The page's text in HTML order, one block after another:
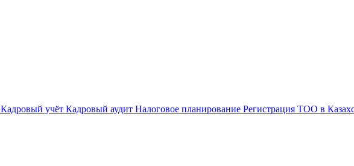
Кадровый учёт Кадровый аудит Налоговое планирование Регистрация ТОО в